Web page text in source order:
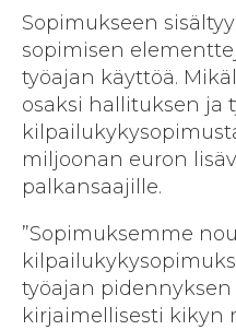
Sopimukseen
sopimisen
työajan käyttöä.
osaksi hallituksen ja
miljoonan euron
palkansaajille.
”Sopimuksemme
työajan pidennyksen
kirjaimellisesti kikyn